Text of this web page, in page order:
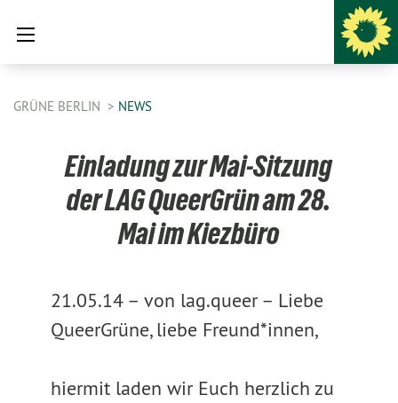
GRÜNE BERLIN NEWS
Einladung zur Mai-Sitzung
der LAG QueerGrün am 28.
Mai im Kiezbüro
21.05.14 – von lag.queer – Liebe
QueerGrüne, liebe Freund*innen,
hiermit laden wir Euch herzlich zu